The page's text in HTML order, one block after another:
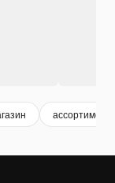
ассортимент